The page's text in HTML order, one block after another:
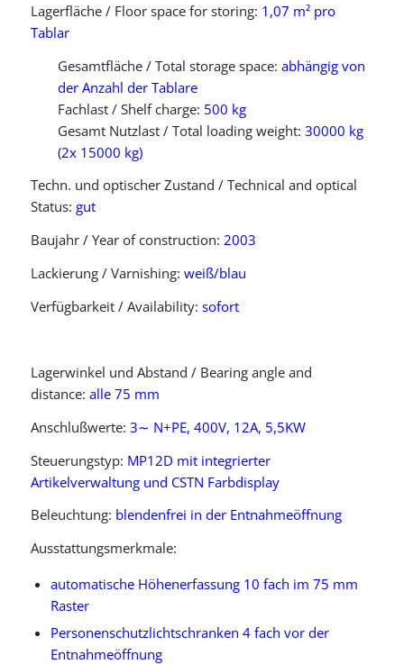
Lagerfläche / Floor space for storing: 1,07 m² pro
Tablar
Gesamtfläche / Total storage space: abhängig von
der Anzahl der Tablare
Fachlast / Shelf charge: 500 kg
Gesamt Nutzlast / Total loading weight: 30000 kg
(2x 15000 kg)
Techn. und optischer Zustand / Technical and optical
Status: gut
Baujahr / Year of construction: 2003
Lackierung / Varnishing: weiß/blau
Verfügbarkeit / Availability: sofort
Lagerwinkel und Abstand / Bearing angle and
distance: alle 75 mm
Anschlußwerte: 3∼ N+PE, 400V, 12A, 5,5KW
Steuerungstyp: MP12D mit integrierter
Artikelverwaltung und CSTN Farbdisplay
Beleuchtung: blendenfrei in der Entnahmeöffnung
Ausstattungsmerkmale:
automatische Höhenerfassung 10 fach im 75 mm
Raster
Personenschutzlichtschranken 4 fach vor der
Entnahmeöffnung